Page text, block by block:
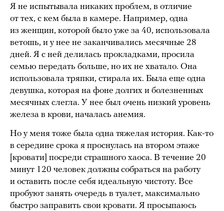
Я не испытывала никаких проблем, в отличие
от тех, с кем была в камере. Например, одна
из женщин, которой было уже за 40, использовала
ветошь, и у нее не заканчивались месячные 28
дней. Я с ней делилась прокладками, просила
семью передать больше, но их не хватало. Она
использовала тряпки, стирала их. Была еще одна
девушка, которая на фоне долгих и болезненных
месячных слегла. У нее был очень низкий уровень
железа в крови, началась анемия.
Но у меня тоже была одна тяжелая история. Как-то
в середине срока я проснулась на втором этаже
[кровати] посреди страшного хаоса. В течение 20
минут 120 человек должны собраться на работу
и оставить после себя идеальную чистоту. Все
пробуют занять очередь в туалет, максимально
быстро заправить свои кровати. Я просыпаюсь